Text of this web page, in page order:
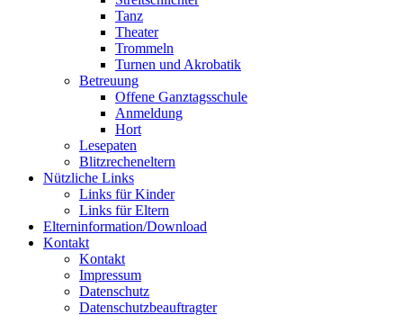
Tanz
Theater
Trommeln
Turnen und Akrobatik
Betreuung
Offene Ganztagsschule
Anmeldung
Hort
Lesepaten
Blitzrecheneltern
Nützliche Links
Links für Kinder
Links für Eltern
Elterninformation/Download
Kontakt
Kontakt
Impressum
Datenschutz
Datenschutzbeauftragter